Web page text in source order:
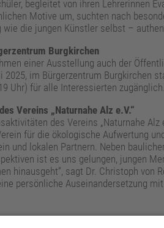
begleitet von ihren Lehrerinnen
Motive um, suchten nach
die jungen Künstler selbst –
Burgkirchen
einer Ausstellung auch der
im Bürgerzentrum Burgkirchen
Uhr) für alle Interessierten
Vereins „Naturnahe Alz e.V.“
des Vereins „Naturnahe Alz
für die ökologische Aufwertung
und lokalen Partnern. Neben
ist es uns gelungen, jungen
hinausgeht“, sagt Dr. Christoph von
persönliche Auseinandersetzung mit